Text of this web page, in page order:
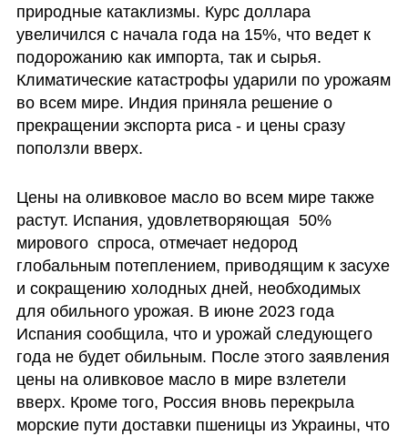
природные катаклизмы. Курс доллара
увеличился с начала года на 15%, что ведет к
подорожанию как импорта, так и сырья.
Климатические катастрофы ударили по урожаям
во всем мире. Индия приняла решение о
прекращении экспорта риса - и цены сразу
поползли вверх.
Цены на оливковое масло во всем мире также
растут. Испания, удовлетворяющая  50%
мирового  спроса, отмечает недород
глобальным потеплением, приводящим к засухе
и сокращению холодных дней, необходимых
для обильного урожая. В июне 2023 года
Испания сообщила, что и урожай следующего
года не будет обильным. После этого заявления
цены на оливковое масло в мире взлетели
вверх. Кроме того, Россия вновь перекрыла
морские пути доставки пшеницы из Украины, что